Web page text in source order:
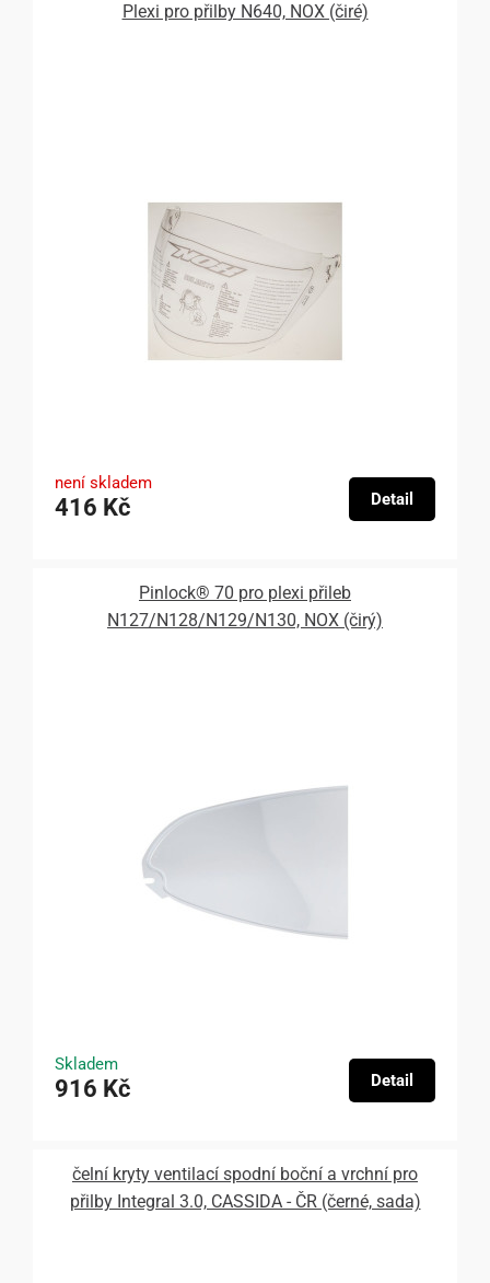
Plexi pro přilby N640, NOX (čiré)
není skladem
416 Kč Detail
Pinlock® 70 pro plexi přileb
N127/N128/N129/N130, NOX (čirý)
Skladem
916 Kč Detail
čelní kryty ventilací spodní boční a vrchní pro
přilby Integral 3.0, CASSIDA - ČR (černé, sada)